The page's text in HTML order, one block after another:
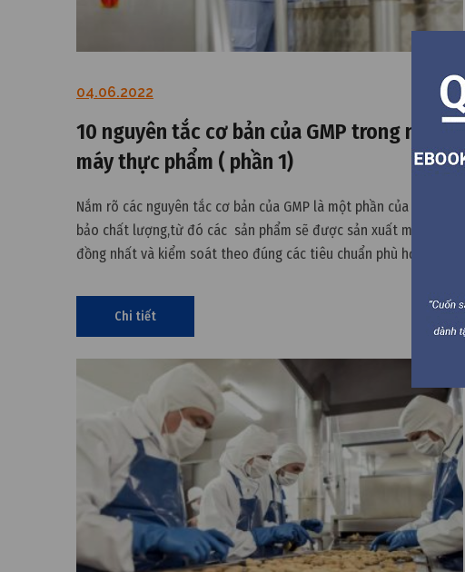
04.06.2022
10 nguyên tắc cơ bản của GMP trong nhà
máy thực phẩm ( phần 1)
Nắm rõ các nguyên tắc cơ bản của GMP là một phần của đảm
bảo chất lượng,từ đó các sản phẩm sẽ được sản xuất một cách
đồng nhất và kiểm soát theo đúng các tiêu chuẩn phù hợp với
của giấy phép lưu hành.
Chi tiết